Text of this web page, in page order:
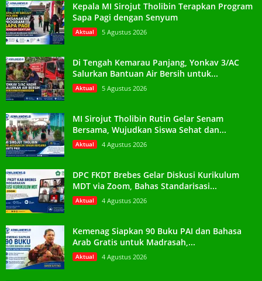
Kepala MI Sirojut Tholibin Terapkan Program
Sapa Pagi dengan Senyum
Aktual 5 Agustus 2026
Di Tengah Kemarau Panjang, Yonkav 3/AC
Salurkan Bantuan Air Bersih untuk...
Aktual 5 Agustus 2026
MI Sirojut Tholibin Rutin Gelar Senam
Bersama, Wujudkan Siswa Sehat dan...
Aktual 4 Agustus 2026
DPC FKDT Brebes Gelar Diskusi Kurikulum
MDT via Zoom, Bahas Standarisasi...
Aktual 4 Agustus 2026
Kemenag Siapkan 90 Buku PAI dan Bahasa
Arab Gratis untuk Madrasah,...
Aktual 4 Agustus 2026